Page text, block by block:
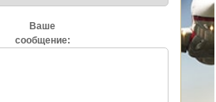
Ваше
сообщение: